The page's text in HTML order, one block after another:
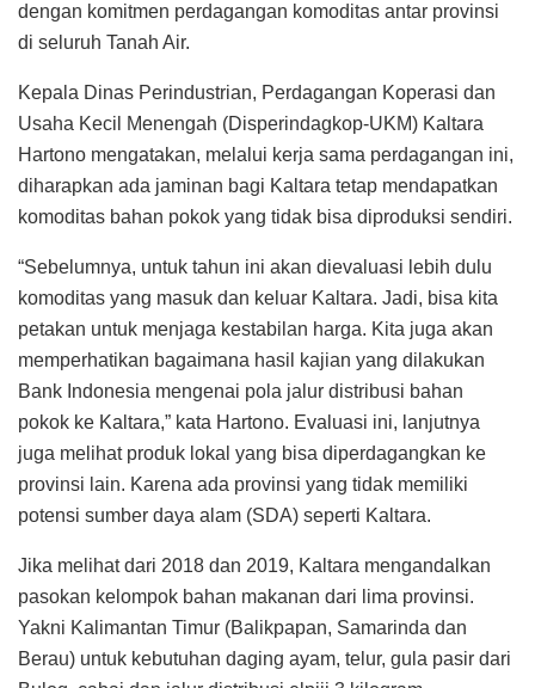
dengan komitmen perdagangan komoditas antar provinsi
di seluruh Tanah Air.
Kepala Dinas Perindustrian, Perdagangan Koperasi dan
Usaha Kecil Menengah (Disperindagkop-UKM) Kaltara
Hartono mengatakan, melalui kerja sama perdagangan ini,
diharapkan ada jaminan bagi Kaltara tetap mendapatkan
komoditas bahan pokok yang tidak bisa diproduksi sendiri.
“Sebelumnya, untuk tahun ini akan dievaluasi lebih dulu
komoditas yang masuk dan keluar Kaltara. Jadi, bisa kita
petakan untuk menjaga kestabilan harga. Kita juga akan
memperhatikan bagaimana hasil kajian yang dilakukan
Bank Indonesia mengenai pola jalur distribusi bahan
pokok ke Kaltara,” kata Hartono. Evaluasi ini, lanjutnya
juga melihat produk lokal yang bisa diperdagangkan ke
provinsi lain. Karena ada provinsi yang tidak memiliki
potensi sumber daya alam (SDA) seperti Kaltara.
Jika melihat dari 2018 dan 2019, Kaltara mengandalkan
pasokan kelompok bahan makanan dari lima provinsi.
Yakni Kalimantan Timur (Balikpapan, Samarinda dan
Berau) untuk kebutuhan daging ayam, telur, gula pasir dari